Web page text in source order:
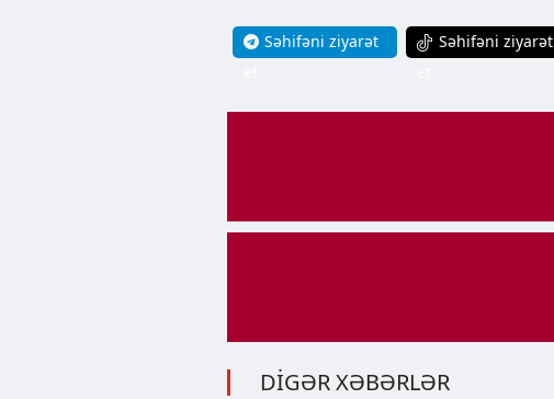
Səhifəni ziyarət
Səhifəni ziyarət
DİGƏR XƏBƏRLƏR